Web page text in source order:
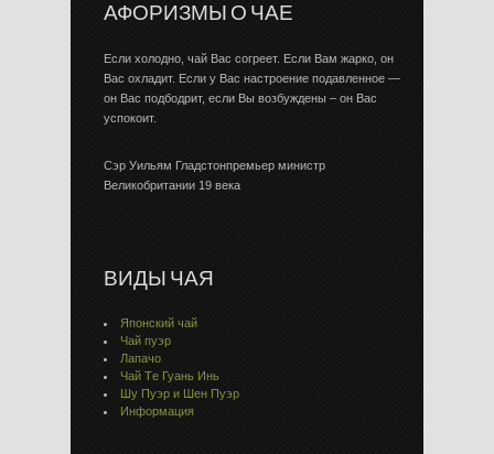
АФОРИЗМЫ О ЧАЕ
Если холодно, чай Вас согреет. Если Вам жарко, он
Вас охладит. Если у Вас настроение подавленное —
он Вас подбодрит, если Вы возбуждены – он Вас
успокоит.
Сэр Уильям Гладстонпремьер министр
Великобритании 19 века
ВИДЫ ЧАЯ
Японский чай
Чай пуэр
Лапачо
Чай Тe Гуaнь Инь
Шу Пуэр и Шен Пуэр
Информация